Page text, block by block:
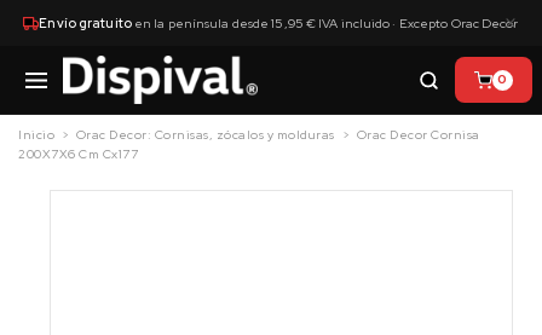
Envío gratuitoen la península desde 15,95 € IVA incluido · Excepto Orac Decor
×
0
Inicio Orac Decor: Cornisas, zócalos y molduras
Orac Decor Cornisa
200X7X6 Cm Cx177